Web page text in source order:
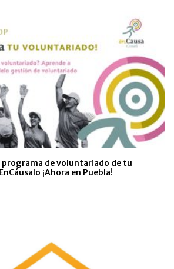
programa de voluntariado de tu
¡Ahora en Puebla!